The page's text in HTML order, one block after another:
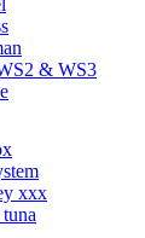
& WS3
xxx